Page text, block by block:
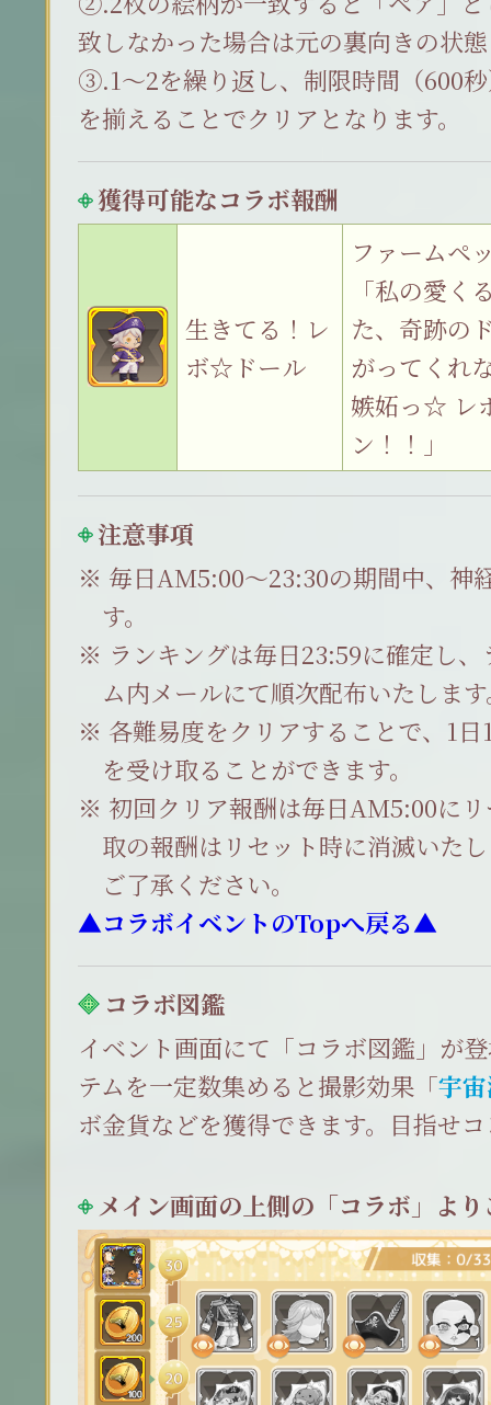
致しなかった場合は元の裏向きの状
③.1～2を繰り返し、制限時間（600
を揃えることでクリアとなります。
獲得可能なコラボ報酬
生きてる！レ
ボ☆ドール
ファームペ
「私の愛く
た、奇跡の
がってく
嫉妬っ☆ レ
ン！！」
注意事項
毎日AM5:00～23:30の期間中、神
す。
ランキングは毎日23:59に確定し
ム内メールにて順次配布いたしま
各難易度をクリアすることで、1
を受け取ることができます。
初回クリア報酬は毎日AM5:00に
取の報酬はリセット時に消滅いた
ご了承ください。
▲コラボイベントのTopへ戻る▲
コラボ図鑑
イベント画面にて「コラボ図鑑」が
テムを一定数集めると撮影効果「宇
ボ金貨などを獲得できます。目指せ
メイン画面の上側の「コラボ」よ